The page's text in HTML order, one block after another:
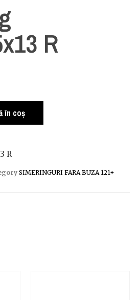
R
în coș
R
SIMERINGURI FARA BUZA 121+